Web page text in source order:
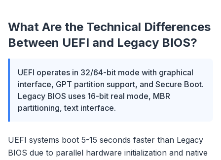
What Are the Technical Differences
Between UEFI and Legacy BIOS?
UEFI operates in 32/64-bit mode with graphical
interface, GPT partition support, and Secure Boot.
Legacy BIOS uses 16-bit real mode, MBR
partitioning, text interface.
UEFI systems boot 5-15 seconds faster than Legacy
BIOS due to parallel hardware initialization and native